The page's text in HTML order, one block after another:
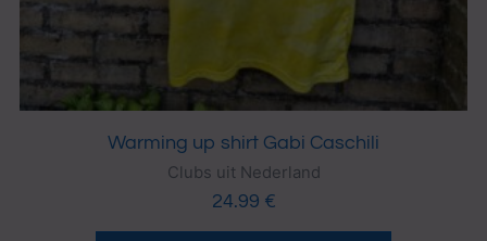
Warming up shirt Gabi Caschili
Clubs uit Nederland
24.99 €